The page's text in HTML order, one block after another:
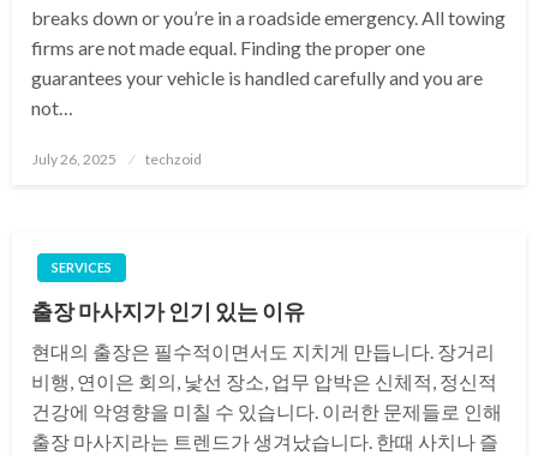
breaks down or you’re in a roadside emergency. All towing
firms are not made equal. Finding the proper one
guarantees your vehicle is handled carefully and you are
not…
Posted
July 26, 2025 techzoid
SERVICES
출장 마사지가 인기 있는 이유
현대의 출장은 필수적이면서도 지치게 만듭니다. 장거리
비행, 연이은 회의, 낯선 장소, 업무 압박은 신체적, 정신적
건강에 악영향을 미칠 수 있습니다. 이러한 문제들로 인해
출장 마사지라는 트렌드가 생겨났습니다. 한때 사치나 즐